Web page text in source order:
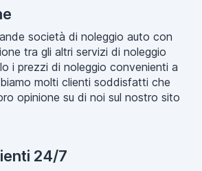
società di noleggio auto con
tra gli altri servizi di noleggio
i prezzi di noleggio convenienti a
molti clienti soddisfatti che
opinione su di noi sul nostro sito
24/7